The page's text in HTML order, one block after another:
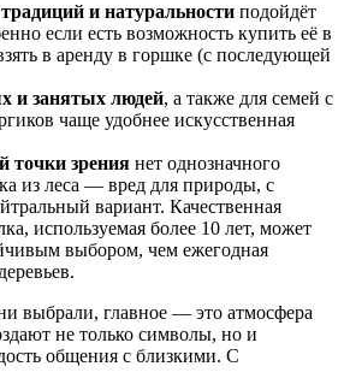
и натуральности подойдёт
если есть возможность купить её в
в аренду в горшке (с последующей
и занятых людей, а также для семей с
чаще удобнее искусственная
точки зрения нет однозначного
из леса — вред для природы, с
вариант. Качественная
используемая более 10 лет, может
выбором, чем ежегодная
выбрали, главное — это атмосфера
не только символы, но и
общения с близкими. С